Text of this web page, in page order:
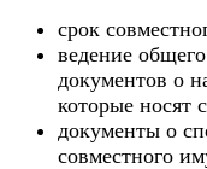
срок
ведение
документов о
которые носят
документы о
совместного